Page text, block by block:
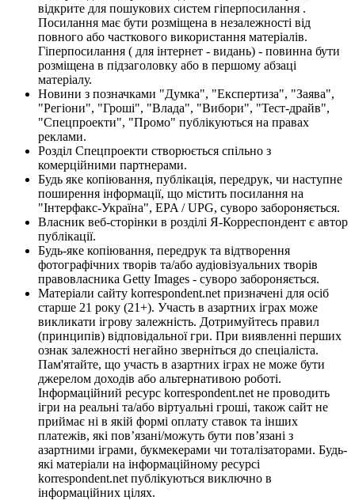
відкрите для пошукових систем гіперпосилання .
Посилання має бути розміщена в незалежності від
повного або часткового використання матеріалів.
Гіперпосилання ( для інтернет - видань) - повинна бути
розміщена в підзаголовку або в першому абзаці
матеріалу.
Новини з позначками "Думка", "Експертиза", "Заява",
"Регіони", "Гроші", "Влада", "Вибори", "Тест-драйв",
"Спецпроекти", "Промо" публікуються на правах
реклами.
Розділ Спецпроекти створюється спільно з
комерційними партнерами.
Будь яке копіювання, публікація, передрук, чи наступне
поширення інформації, що містить посилання на
"Інтерфакс-Україна", EPA / UPG, суворо забороняється.
Власник веб-сторінки в розділі Я-Корреспондент є автор
публікації.
Будь-яке копіювання, передрук та відтворення
фотографічних творів та/або аудіовізуальних творів
правовласника Getty Images - суворо забороняється.
Матеріали сайту korrespondent.net призначені для осіб
старше 21 року (21+). Участь в азартних іграх може
викликати ігрову залежність. Дотримуйтесь правил
(принципів) відповідальної гри. При виявленні перших
ознак залежності негайно зверніться до спеціаліста.
Пам'ятайте, що участь в азартних іграх не може бути
джерелом доходів або альтернативою роботі.
Інформаційний ресурс korrespondent.net не проводить
ігри на реальні та/або віртуальні гроші, також сайт не
приймає ні в якій формі оплату ставок та інших
платежів, які пов’язані/можуть бути пов’язані з
азартними іграми, букмекерами чи тоталізаторами. Будь-
які матеріали на інформаційному ресурсі
korrespondent.net публікуються виключно в
інформаційних цілях.